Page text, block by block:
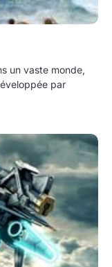
un vaste monde,
par